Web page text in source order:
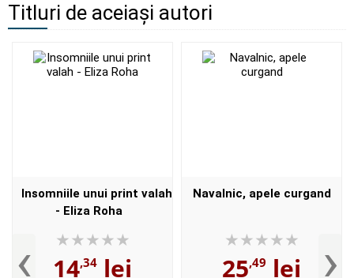
Titluri de aceiași autori
‹
Insomniile unui print valah
- Eliza Roha
14,34 lei
Navalnic, apele curgand
25,49 lei ›